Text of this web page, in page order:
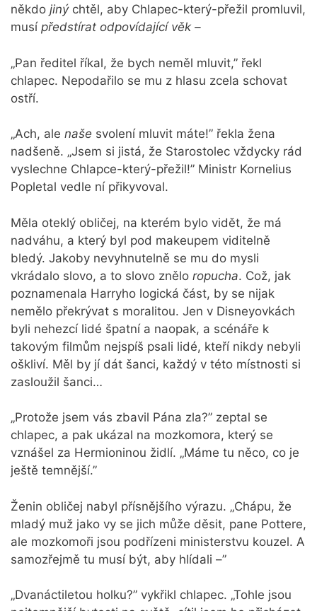
někdo jinýchtěl, aby Chlapec-který-přežil promluvil,
musí předstírat odpovídající věk –
„Pan ředitel říkal, že bych neměl mluvit,” řekl
chlapec. Nepodařilo se mu z hlasu zcela schovat
ostří.
„Ach, ale naše svolení mluvit máte!” řekla žena
nadšeně. „Jsem si jistá, že Starostolec vždycky rád
vyslechne Chlapce-který-přežil!” Ministr Kornelius
Popletal vedle ní přikyvoval.
Měla oteklý obličej, na kterém bylo vidět, že má
nadváhu, a který byl pod makeupem viditelně
bledý. Jakoby nevyhnutelně se mu do mysli
vkrádalo slovo, a to slovo znělo ropucha. Což, jak
poznamenala Harryho logická část, by se nijak
nemělo překrývat s moralitou. Jen v Disneyovkách
byli nehezcí lidé špatní a naopak, a scénáře k
takovým filmům nejspíš psali lidé, kteří nikdy nebyli
oškliví. Měl by jí dát šanci, každý v této místnosti si
zasloužil šanci…
„Protože jsem vás zbavil Pána zla?” zeptal se
chlapec, a pak ukázal na mozkomora, který se
vznášel za Hermioninou židlí. „Máme tu něco, co je
ještě temnější.”
Ženin obličej nabyl přísnějšího výrazu. „Chápu, že
mladý muž jako vy se jich může děsit, pane Pottere,
ale mozkomoři jsou podřízeni ministerstvu kouzel. A
samozřejmě tu musí být, aby hlídali –”
„Dvanáctiletou holku?” vykřikl chlapec. „Tohle jsou